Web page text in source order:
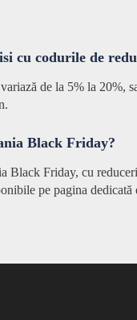
cu codurile de
de la 5% la 20%,
Black Friday?
Black Friday, cu
pe pagina